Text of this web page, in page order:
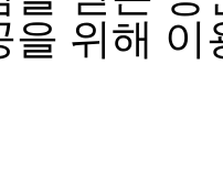
을 위해 이